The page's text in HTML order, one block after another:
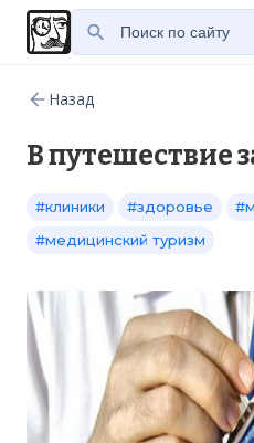
Назад
В путешествие
#клиники #здоровье
#медицинский туризм